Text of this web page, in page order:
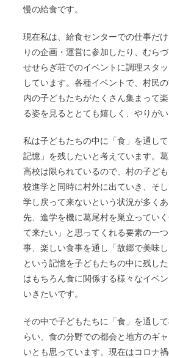
慢の給食です。
現在私は、給食センターでの仕事だ
りの企画・運営に参加したり、むら
せせらぎ荘でのイベントに調理スタ
しています。各種イベントで、村民
内の子どもたちがたくさん集まって
る姿を見るととても嬉しく、やりがい
私は子どもたちの中に「食」を通し
記憶」を残したいと考えています。
高校は限られているので、村の子ど
校進学と同時に村外に出ていき、そ
学し戻って来ないという状況が多く
先、進学を機に葛尾村を巣立ってい
て来たい」と思ってくれる要素の一
事、楽しい食事を通し「故郷で美味し
という記憶を子どもたちの中に残し
はもちろん食に関係する様々なイベ
いきたいです。
その中で子どもたちに「食」を通し
らい、食の分野での都会と地方のギ
いとも思っています。現在はコロナ